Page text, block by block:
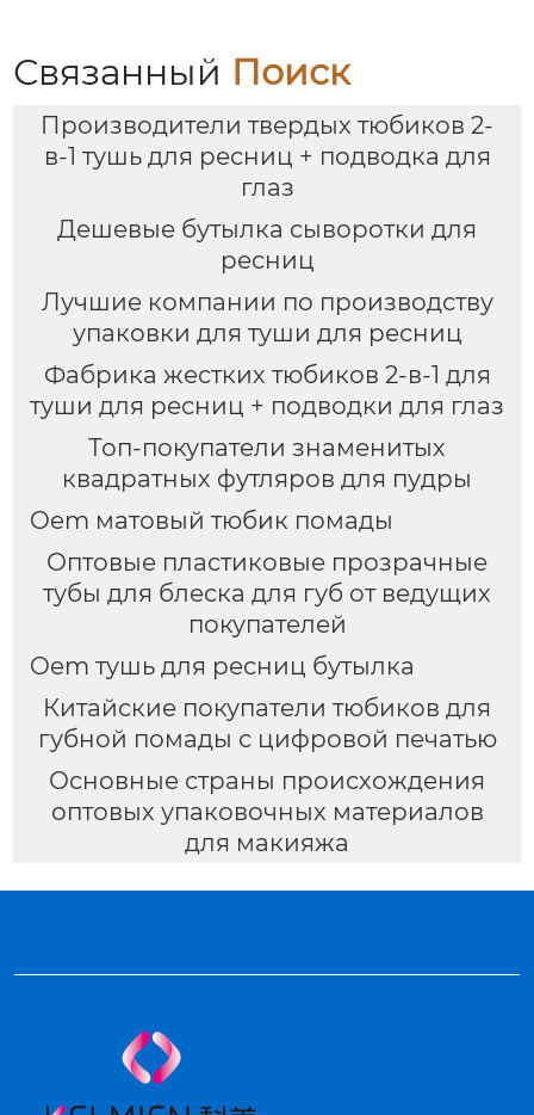
пустой бутылки
трубки
Связанный Поиск
Производители твердых тюбиков 2-
в-1 тушь для ресниц + подводка для
глаз
Дешевые бутылка сыворотки для
ресниц
Лучшие компании по производству
упаковки для туши для ресниц
Фабрика жестких тюбиков 2-в-1 для
туши для ресниц + подводки для глаз
Топ-покупатели знаменитых
квадратных футляров для пудры
Oem матовый тюбик помады
Оптовые пластиковые прозрачные
тубы для блеска для губ от ведущих
покупателей
Oem тушь для ресниц бутылка
Китайские покупатели тюбиков для
губной помады с цифровой печатью
Основные страны происхождения
оптовых упаковочных материалов
для макияжа